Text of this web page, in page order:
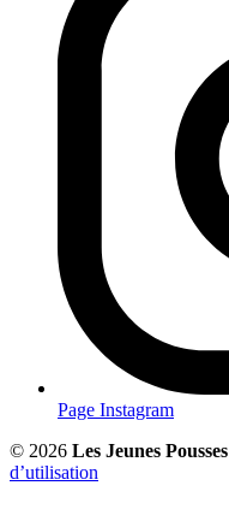
Page Instagram
© 2026 Les Jeunes Pousses
d’utilisation